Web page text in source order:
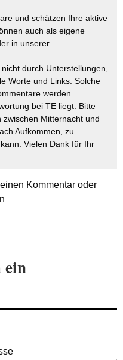
und schätzen Ihre aktive
auch als eigene
in unserer
durch Unterstellungen,
Worte und Links. Solche
werden
bei TE liegt. Bitte
Mitternacht und
Aufkommen, zu
Vielen Dank für Ihr
Kommentar oder
ein